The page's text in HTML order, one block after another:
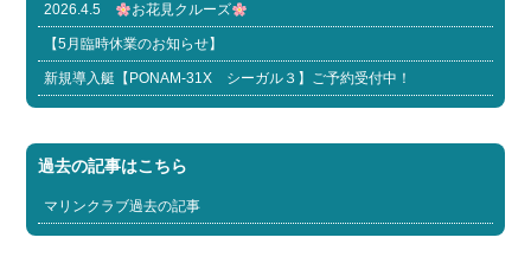
2026.4.5 お花見クルーズ
【5月臨時休業のお知らせ】
新規導入艇【PONAM-31X シーガル３】ご予約受付中！
過去の記事はこちら
マリンクラブ過去の記事